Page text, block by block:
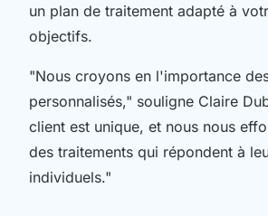
un plan de traitement adapté à
objectifs.
"Nous croyons en l'importance
personnalisés," souligne Claire
client est unique, et nous nous
des traitements qui répondent à
individuels."